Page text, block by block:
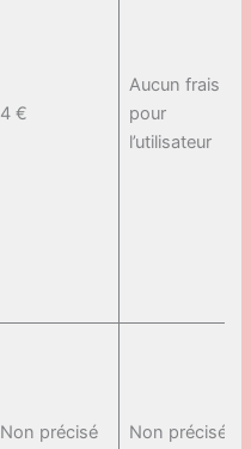
4 €
Aucun frais
pour
l’utilisateur
Non précisé
Non précisé